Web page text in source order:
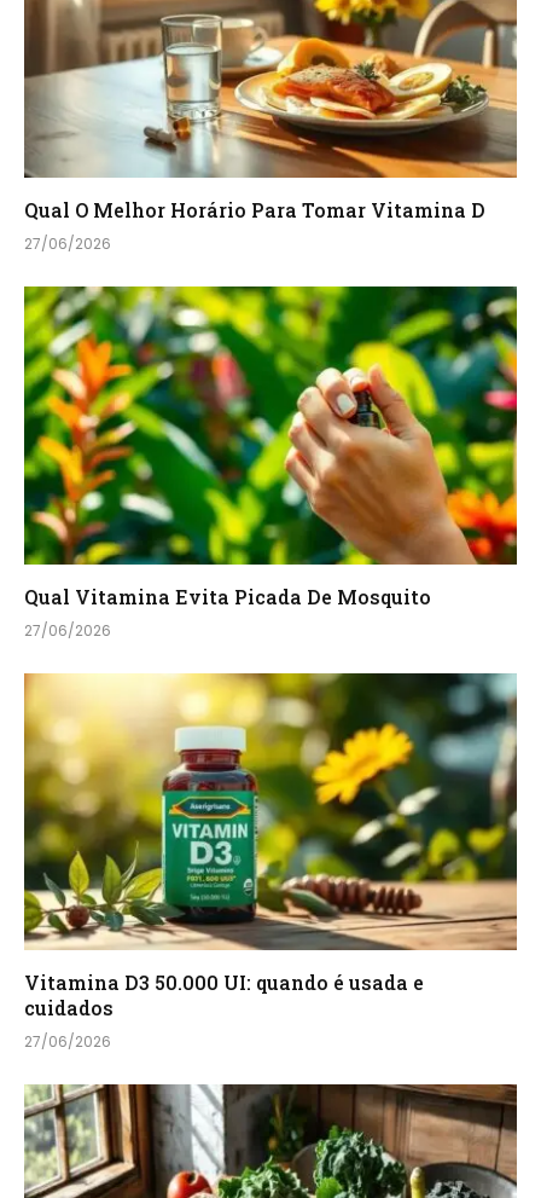
Qual O Melhor Horário Para Tomar Vitamina D
27/06/2026
Qual Vitamina Evita Picada De Mosquito
27/06/2026
Vitamina D3 50.000 UI: quando é usada e
cuidados
27/06/2026